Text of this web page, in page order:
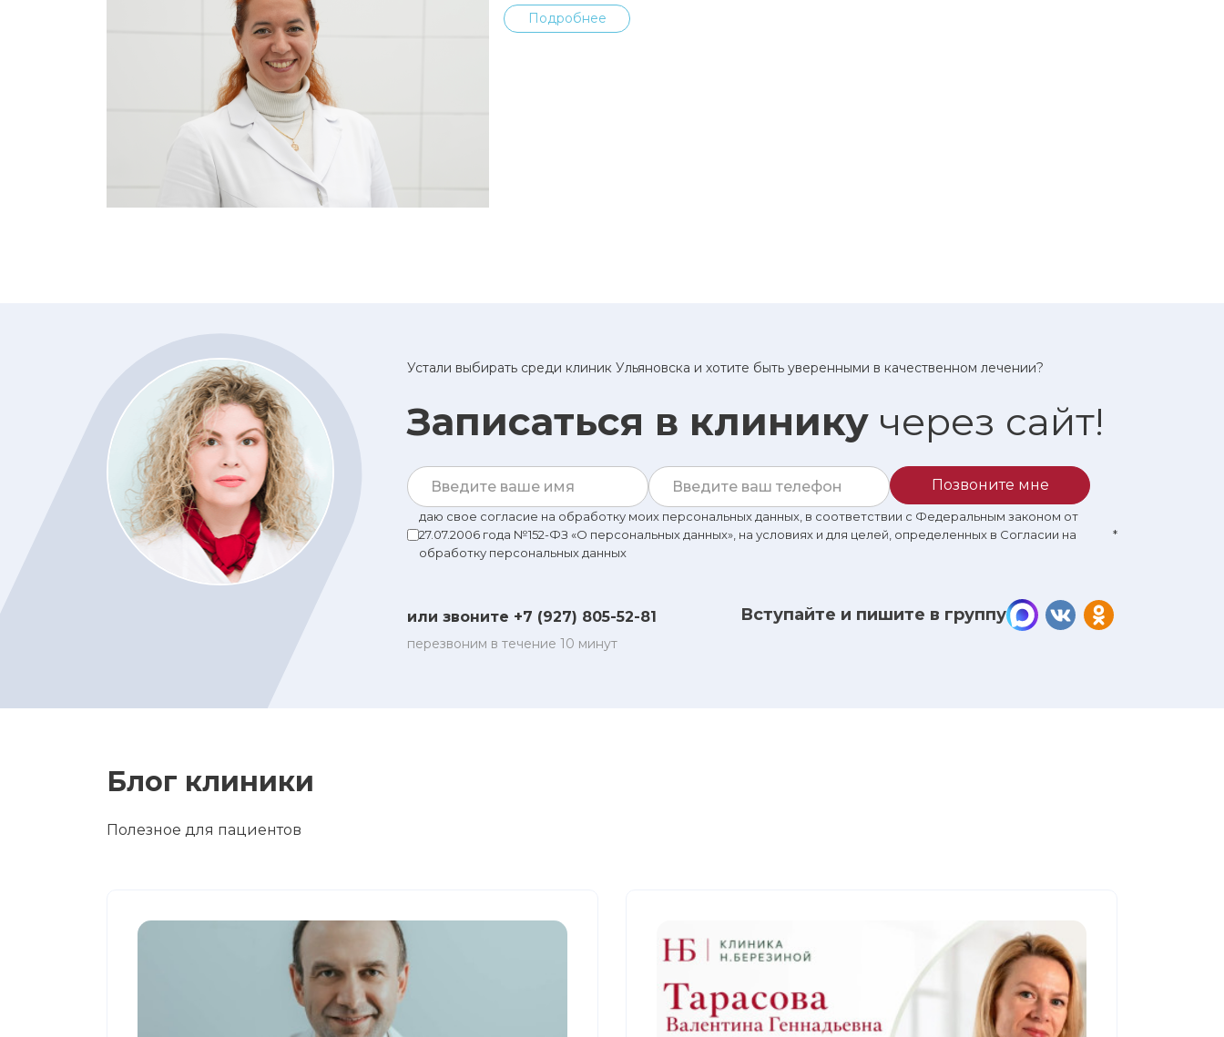
Подробнее
Устали выбирать среди клиник Ульяновска и хотите быть уверенными в качественном лечении?
Записаться в клинику через сайт!
даю свое согласие на обработку моих персональных данных, в соответствии с Федеральным законом от
27.07.2006 года №152-ФЗ «О персональных данных», на условиях и для целей, определенных в Согласии на
обработку персональных данных
*
Позвоните мне
или звоните +7 (927) 805-52-81
перезвоним в течение 10 минут
Вступайте и пишите в группу
Блог клиники
Полезное для пациентов